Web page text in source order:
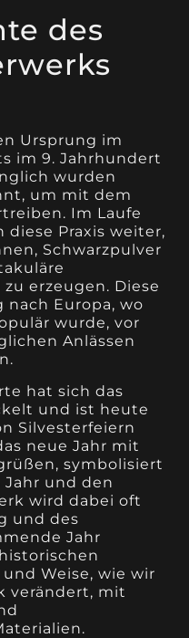
des
Ursprung im
im 9. Jahrhundert
wurden
um mit dem
Im Laufe
Praxis weiter,
Schwarzpulver
erzeugen. Diese
nach Europa, wo
wurde, vor
Anlässen
hat sich das
und ist heute
Silvesterfeiern
neue Jahr mit
symbolisiert
und den
wird dabei oft
und des
Jahr
Weise, wie wir
verändert, mit